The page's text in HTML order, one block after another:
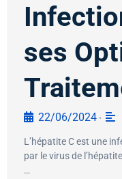
ses
22/06/2024 •
L’hépatite C est une
par le virus de
…